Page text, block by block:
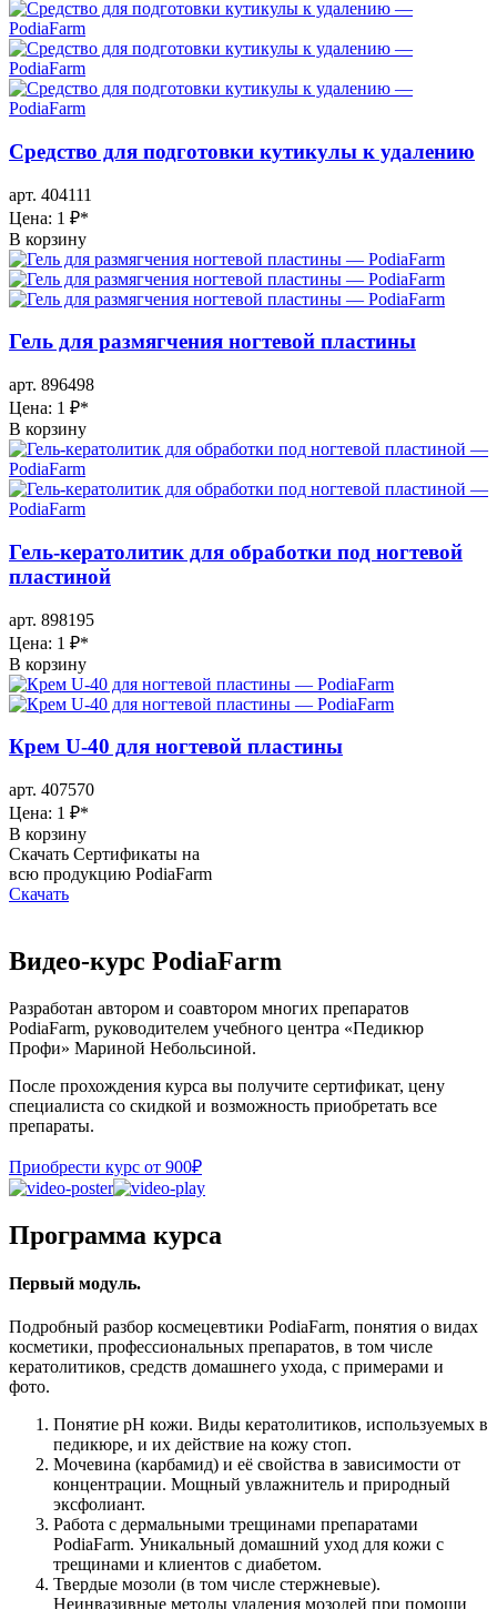
Средство для подготовки кутикулы к удалению
арт. 404111
Цена: 1 ₽*
В корзину
Гель для размягчения ногтевой пластины
арт. 896498
Цена: 1 ₽*
В корзину
Гель-кератолитик для обработки под ногтевой
пластиной
арт. 898195
Цена: 1 ₽*
В корзину
Крем U-40 для ногтевой пластины
арт. 407570
Цена: 1 ₽*
В корзину
Скачать Сертификаты на
всю продукцию PodiaFarm
Скачать
Видео-курс PodiaFarm
Разработан автором и соавтором многих препаратов
PodiaFarm, руководителем учебного центра «Педикюр
Профи» Мариной Небольсиной.
После прохождения курса вы получите сертификат, цену
специалиста со скидкой и возможность приобретать все
препараты.
Приобрести курс от 900₽
Программа курса
Первый модуль.
Подробный разбор космецевтики PodiaFarm, понятия о видах
косметики, профессиональных препаратов, в том числе
кератолитиков, средств домашнего ухода, с примерами и
фото.
Понятие рН кожи. Виды кератолитиков, используемых в
педикюре, и их действие на кожу стоп.
Мочевина (карбамид) и её свойства в зависимости от
концентрации. Мощный увлажнитель и природный
эксфолиант.
Работа с дермальными трещинами препаратами
PodiaFarm. Уникальный домашний уход для кожи с
трещинами и клиентов с диабетом.
Твердые мозоли (в том числе стержневые).
Неинвазивные методы удаления мозолей при помощи